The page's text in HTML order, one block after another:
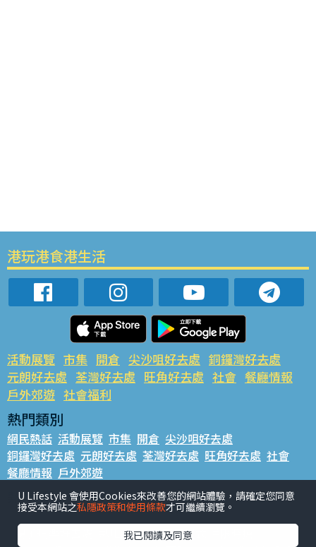
港玩港食港生活
活動展覽 市集 開倉 尖沙咀好去處 銅鑼灣好去處
元朗好去處 荃灣好去處 旺角好去處 社會 餐廳情報
戶外郊遊 社會福利
熱門類別
網民熱話 活動展覽 市集 開倉 尖沙咀好去處
銅鑼灣好去處 元朗好去處 荃灣好去處 旺角好去處 社會
餐廳情報 戶外郊遊
熱門標籤
#UGO搵好去處 #人氣活動推介 #美食社群熱話
#ULifestyle應用程式
U Lifestyle 會使用Cookies來改善您的網站體驗，請確定您同意
接受本網站之私隱政策和使用條款才可繼續瀏覽。
我已閱讀及同意